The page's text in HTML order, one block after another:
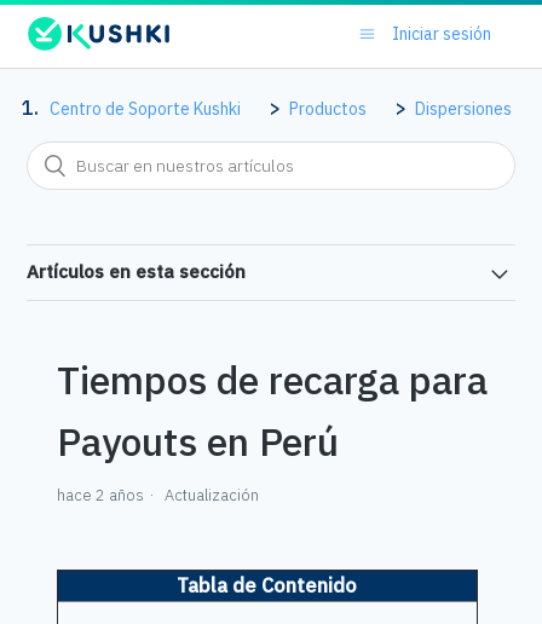
Iniciar sesión
Centro de Soporte Kushki Productos Dispersiones
Artículos en esta sección
Tiempos de recarga para
Payouts en Perú
hace 2 años Actualización
Tabla de Contenido